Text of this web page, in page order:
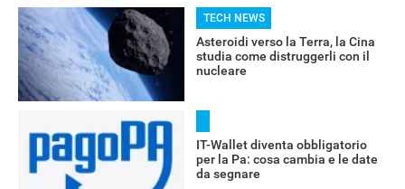
TECH NEWS
Asteroidi verso la Terra, la Cina
studia come distruggerli con il
nucleare
IT-Wallet diventa obbligatorio
per la Pa: cosa cambia e le date
da segnare